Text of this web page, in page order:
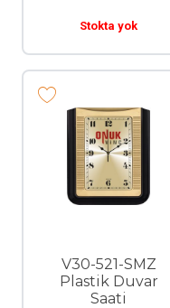
Stokta yok
V30-521-SMZ
Plastik Duvar
Saati